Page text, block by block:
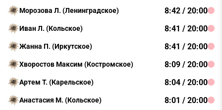
Морозова Л. (Ленинградское) 8:42 / 20:00
Иван Л. (Кольское) 8:41 / 20:00
Жанна П. (Иркутское) 8:41 / 20:00
Хворостов Максим (Костромское) 8:09 / 20:00
Артем Т. (Карельское) 8:04 / 20:00
Анастасия М. (Кольское) 8:01 / 20:00